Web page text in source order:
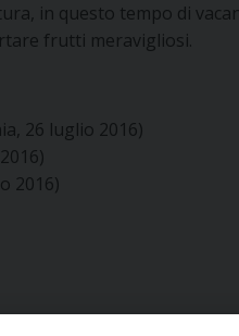
in questo tempo di
frutti meravigliosi.
26 luglio 2016)
2016)